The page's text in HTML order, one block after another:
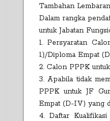
Tambahan
Dalam rangka
untuk Jabatan
1. Persyaratan
1)/Diploma Empat
2. Calon PPPK
3. Apabila tidak
PPPK untuk JF
Empat (D-IV) yang
4. Daftar